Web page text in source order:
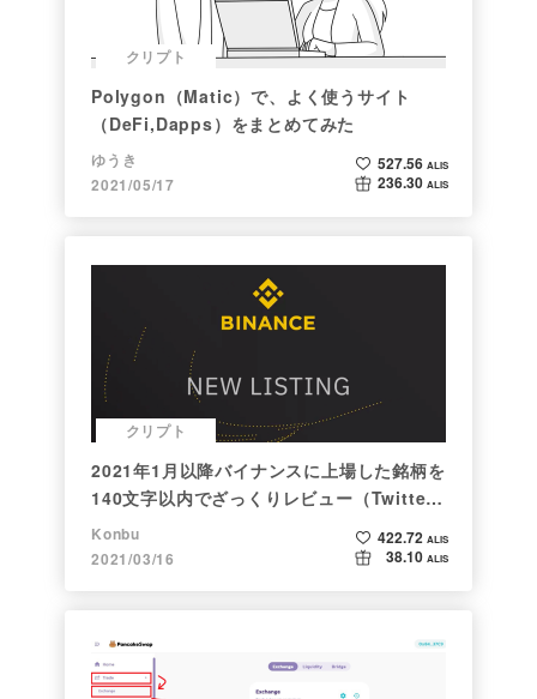
クリプト
Polygon（Matic）で、よく使うサイト
（DeFi,Dapps）をまとめてみた
ゆうき
2021/05/17
527.56 ALIS
236.30 ALIS
クリプト
2021年1月以降バイナンスに上場した銘柄を
140文字以内でざっくりレビュー（Twitter
向け情報まとめ）
Konbu
2021/03/16
422.72 ALIS
38.10 ALIS